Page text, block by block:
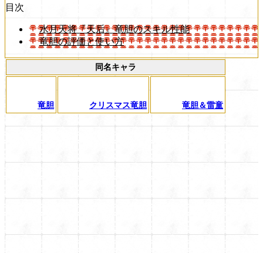
目次
水月天将『天后』竜胆のスキル性能
竜胆の評価と使い方
同名キャラ
竜胆 クリスマス竜胆 竜胆＆雷童